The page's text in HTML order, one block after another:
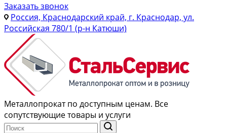
Заказать звонок
Россия, Краснодарский край, г. Краснодар, ул.
Российская 780/1 (р-н Катюши)
Металлопрокат по доступным ценам. Все
сопутствующие товары и услуги